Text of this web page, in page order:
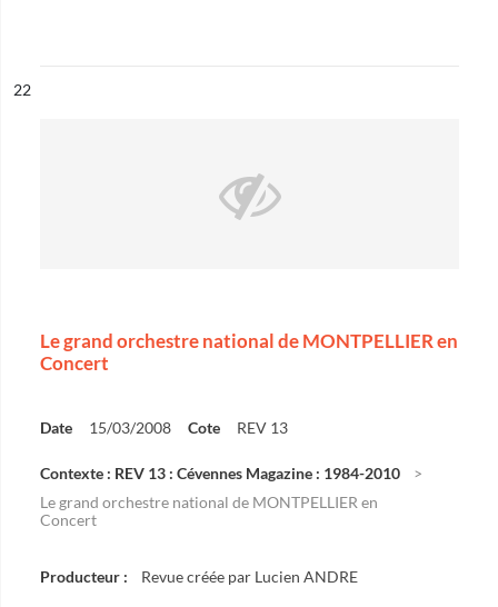
n°
22
Le grand orchestre national de MONTPELLIER en
Concert
Date 15/03/2008 Cote REV 13
Contexte : REV 13 : Cévennes Magazine : 1984-2010
Le grand orchestre national de MONTPELLIER en
Concert
Producteur : Revue créée par Lucien ANDRE